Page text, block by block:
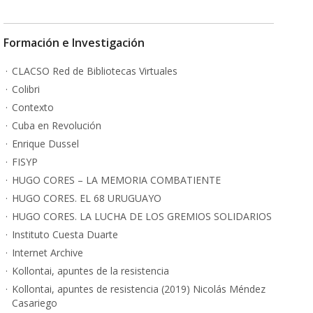
Formación e Investigación
CLACSO Red de Bibliotecas Virtuales
Colibri
Contexto
Cuba en Revolución
Enrique Dussel
FISYP
HUGO CORES – LA MEMORIA COMBATIENTE
HUGO CORES. EL 68 URUGUAYO
HUGO CORES. LA LUCHA DE LOS GREMIOS SOLIDARIOS
Instituto Cuesta Duarte
Internet Archive
Kollontai, apuntes de la resistencia
Kollontai, apuntes de resistencia (2019) Nicolás Méndez
Casariego